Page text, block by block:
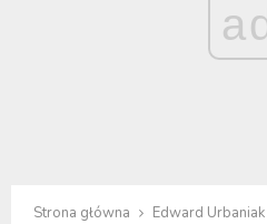
Strona główna Edward Urbaniak